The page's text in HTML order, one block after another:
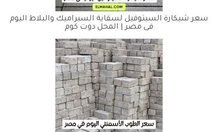
سعر شيكارة السيتوفيل لسقاية السيراميك والبلاط اليوم
فى مصر | المحل دوت كوم